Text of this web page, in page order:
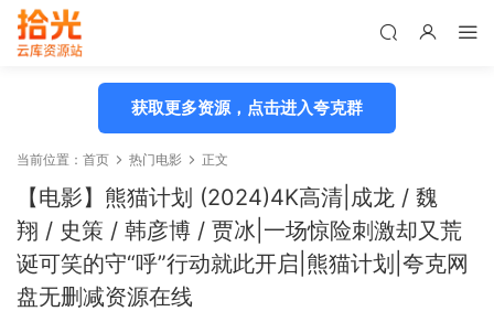
获取更多资源，点击进入夸克群
当前位置： 首页 热门电影 正文
【电影】熊猫计划 (2024)4K高清|成龙 / 魏
翔 / 史策 / 韩彦博 / 贾冰|一场惊险刺激却又荒
诞可笑的守“呼”行动就此开启|熊猫计划|夸克网
盘无删减资源在线